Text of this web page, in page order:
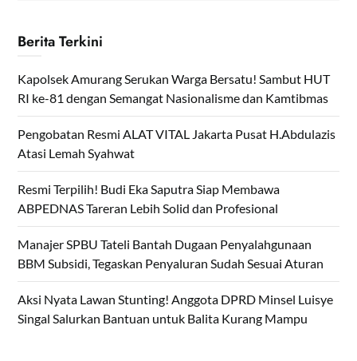
Berita Terkini
Kapolsek Amurang Serukan Warga Bersatu! Sambut HUT
RI ke-81 dengan Semangat Nasionalisme dan Kamtibmas
Pengobatan Resmi ALAT VITAL Jakarta Pusat H.Abdulazis
Atasi Lemah Syahwat
Resmi Terpilih! Budi Eka Saputra Siap Membawa
ABPEDNAS Tareran Lebih Solid dan Profesional
Manajer SPBU Tateli Bantah Dugaan Penyalahgunaan
BBM Subsidi, Tegaskan Penyaluran Sudah Sesuai Aturan
Aksi Nyata Lawan Stunting! Anggota DPRD Minsel Luisye
Singal Salurkan Bantuan untuk Balita Kurang Mampu